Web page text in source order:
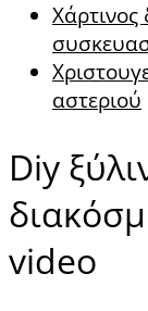
Χάρτινος
αστεριού
Diy
video